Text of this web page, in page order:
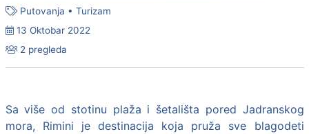
Putovanja • Turizam
13 Oktobar 2022
2 pregleda
Sa više od stotinu plaža i šetališta pored Jadranskog
mora, Rimini je destinacija koja pruža sve blagodeti